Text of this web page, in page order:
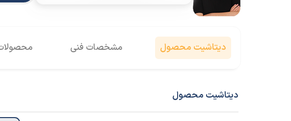
دیتاشیت محصول مشخصات فنی
دیتاشیت محصول